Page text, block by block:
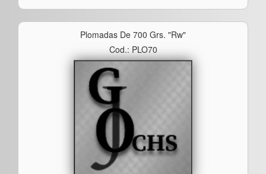
Plomadas De 700 Grs. "rw"
Cod.: PLO70